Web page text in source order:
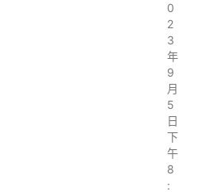
0
2
3
年
9
月
5
日
下
午
8
: